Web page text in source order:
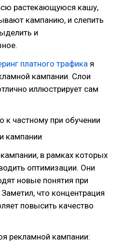
растекающуюся кашу,
кампанию, и слепить
и
платного трафика я
кампании. Слои
иллюстрирует сам
к частному при обучении
кампании
в рамках которых
оптимизации. Они
новые понятия при
что концентрация
повысить качество
рекламной кампании: